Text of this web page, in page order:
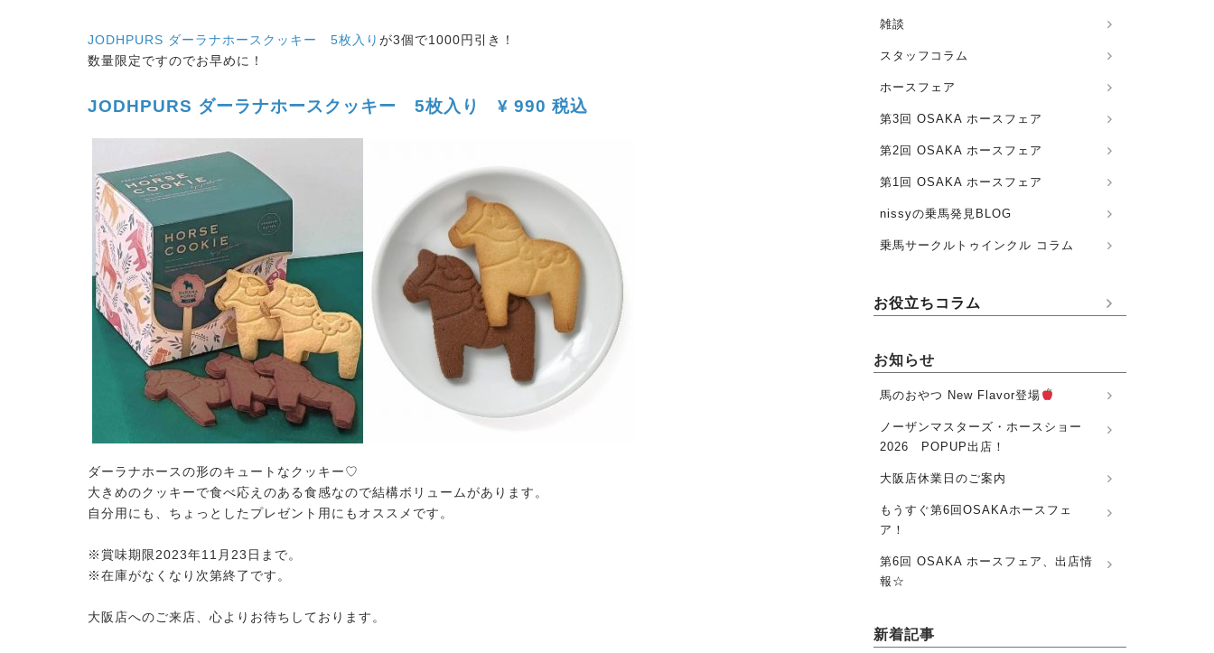
JODHPURS ダーラナホースクッキー 5枚入り が3個で1000円引き！
数量限定ですのでお早めに！
JODHPURS ダーラナホースクッキー 5枚入り ¥ 990 税込
ダーラナホースの形のキュートなクッキー♡
大きめのクッキーで食べ応えのある食感なので結構ボリュームがあります。
自分用にも、ちょっとしたプレゼント用にもオススメです。
※賞味期限2023年11月23日まで。
※在庫がなくなり次第終了です。
大阪店へのご来店、心よりお待ちしております。
雑談
スタッフコラム
ホースフェア
第3回 OSAKA ホースフェア
第2回 OSAKA ホースフェア
第1回 OSAKA ホースフェア
nissyの乗馬発見BLOG
乗馬サークルトゥインクル コラム
お役立ちコラム
お知らせ
馬のおやつ New Flavor登場
ノーザンマスターズ・ホースショー
2026 POPUP出店！
大阪店休業日のご案内
もうすぐ第6回OSAKAホースフェ
ア！
第6回 OSAKA ホースフェア、出店情
報☆
新着記事